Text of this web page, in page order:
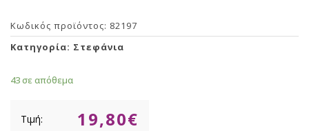
Κωδικός προϊόντος: 82197
Κατηγορία: Στεφάνια
43 σε απόθεμα
19,80€